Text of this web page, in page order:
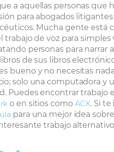
a aquellas personas que
para abogados
Mucha gente está
trabajo de voz para simples
personas para narrar
de sus libros
bueno y no necesitas
solo una computadora y
Puedes encontrar trabajo
o en sitios como ACX. Si
para una mejor idea
trabajo